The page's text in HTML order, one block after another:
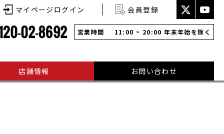
マイページログイン 会員登録
営業時間 11:00 ~ 20:00 年末年始を除く
店舗情報 お問い合わせ